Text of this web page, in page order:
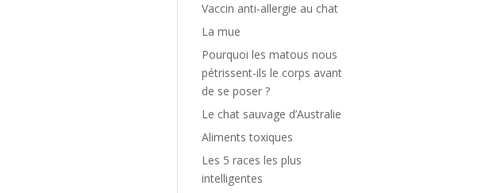
Vaccin anti-allergie au chat
La mue
Pourquoi les matous nous
pétrissent-ils le corps avant
de se poser ?
Le chat sauvage d’Australie
Aliments toxiques
Les 5 races les plus
intelligentes